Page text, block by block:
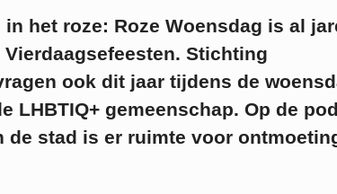
het roze: Roze Woensdag is al
Stichting
ook dit jaar tijdens de
LHBTIQ+ gemeenschap. Op de
stad is er ruimte voor